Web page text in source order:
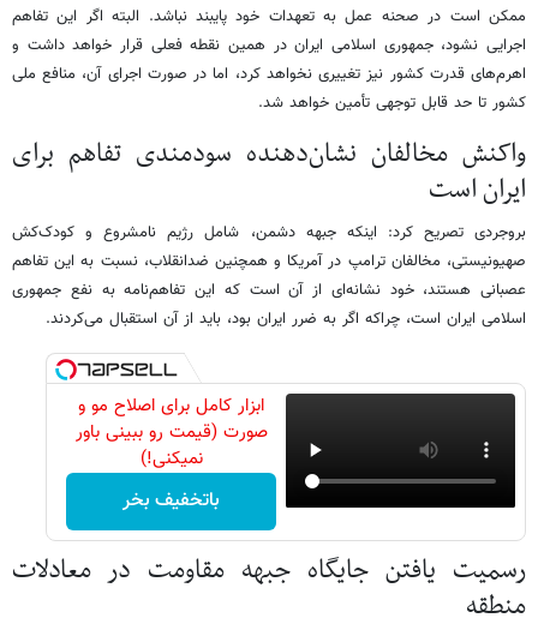
ممکن است در صحنه عمل به تعهدات خود پایبند نباشد. البته اگر این تفاهم
اجرایی نشود، جمهوری اسلامی ایران در همین نقطه فعلی قرار خواهد داشت و
اهرم‌های قدرت کشور نیز تغییری نخواهد کرد، اما در صورت اجرای آن، منافع ملی
کشور تا حد قابل توجهی تأمین خواهد شد.
واکنش مخالفان نشان‌دهنده سودمندی تفاهم برای
ایران است
بروجردی تصریح کرد: اینکه جبهه دشمن، شامل رژیم نامشروع و کودک‌کش
صهیونیستی، مخالفان ترامپ در آمریکا و همچنین ضدانقلاب، نسبت به این تفاهم
عصبانی هستند، خود نشانه‌ای از آن است که این تفاهم‌نامه به نفع جمهوری
اسلامی ایران است، چراکه اگر به ضرر ایران بود، باید از آن استقبال می‌کردند.
ابزار کامل برای اصلاح مو و
صورت (قیمت رو ببینی باور
نمیکنی!)
باتخفیف بخر
رسمیت یافتن جایگاه جبهه مقاومت در معادلات
منطقه